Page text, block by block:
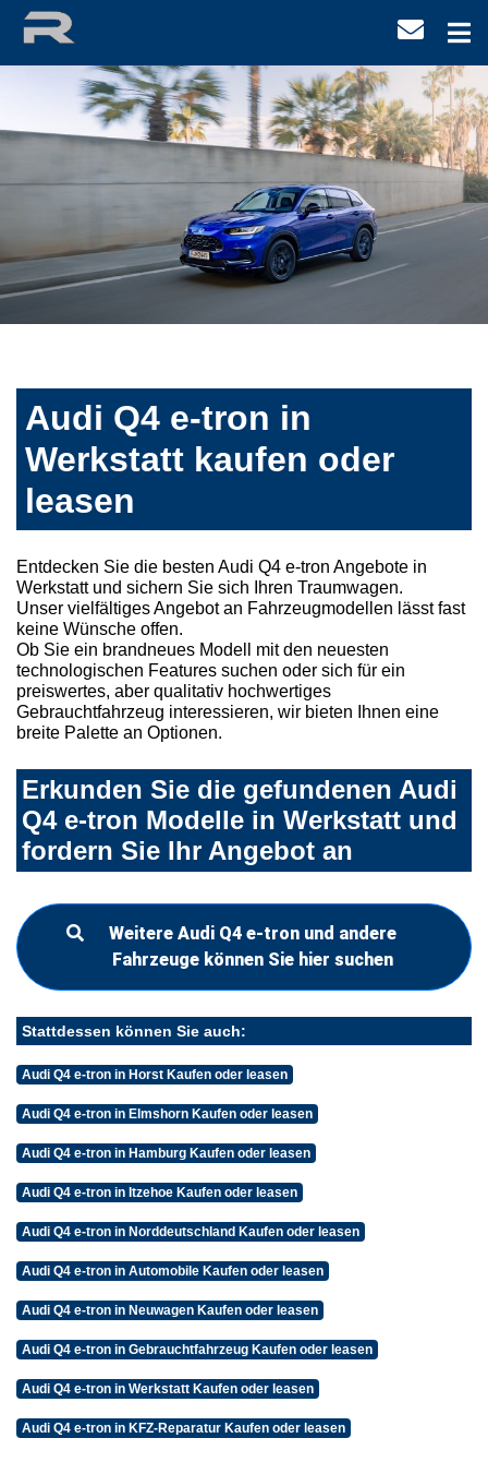
Audi Q4 e-tron in
Werkstatt kaufen oder
leasen
Entdecken Sie die besten Audi Q4 e-tron Angebote in
Werkstatt und sichern Sie sich Ihren Traumwagen.
Unser vielfältiges Angebot an Fahrzeugmodellen lässt fast
keine Wünsche offen.
Ob Sie ein brandneues Modell mit den neuesten
technologischen Features suchen oder sich für ein
preiswertes, aber qualitativ hochwertiges
Gebrauchtfahrzeug interessieren, wir bieten Ihnen eine
breite Palette an Optionen.
Erkunden Sie die gefundenen Audi
Q4 e-tron Modelle in Werkstatt und
fordern Sie Ihr Angebot an
Weitere Audi Q4 e-tron und andere
Fahrzeuge können Sie hier suchen
Stattdessen können Sie auch:
Audi Q4 e-tron in Horst Kaufen oder leasen
Audi Q4 e-tron in Elmshorn Kaufen oder leasen
Audi Q4 e-tron in Hamburg Kaufen oder leasen
Audi Q4 e-tron in Itzehoe Kaufen oder leasen
Audi Q4 e-tron in Norddeutschland Kaufen oder leasen
Audi Q4 e-tron in Automobile Kaufen oder leasen
Audi Q4 e-tron in Neuwagen Kaufen oder leasen
Audi Q4 e-tron in Gebrauchtfahrzeug Kaufen oder leasen
Audi Q4 e-tron in Werkstatt Kaufen oder leasen
Audi Q4 e-tron in KFZ-Reparatur Kaufen oder leasen